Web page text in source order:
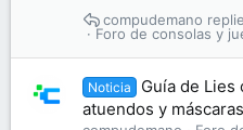
Foro de consolas y
compudemano
Noticia
Guía de Lies
atuendos y máscaras